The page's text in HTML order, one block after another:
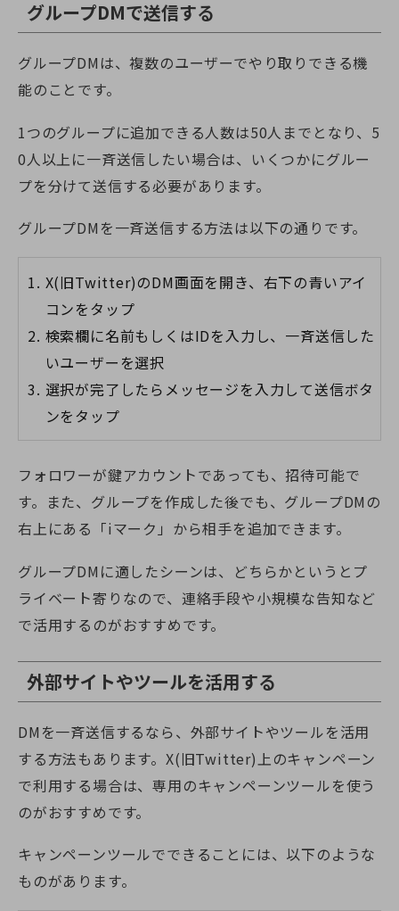
グループDMで送信する
グループDMは、複数のユーザーでやり取りできる機
能のことです。
1つのグループに追加できる人数は50人までとなり、5
0人以上に一斉送信したい場合は、いくつかにグルー
プを分けて送信する必要があります。
グループDMを一斉送信する方法は以下の通りです。
X(旧Twitter)のDM画面を開き、右下の青いアイ
コンをタップ
検索欄に名前もしくはIDを入力し、一斉送信した
いユーザーを選択
選択が完了したらメッセージを入力して送信ボタ
ンをタップ
フォロワーが鍵アカウントであっても、招待可能で
す。また、グループを作成した後でも、グループDMの
右上にある「iマーク」から相手を追加できます。
グループDMに適したシーンは、どちらかというとプ
ライベート寄りなので、連絡手段や小規模な告知など
で活用するのがおすすめです。
外部サイトやツールを活用する
DMを一斉送信するなら、外部サイトやツールを活用
する方法もあります。 X(旧Twitter) 上のキャンペーン
で利用する場合は、専用のキャンペーンツールを使う
のがおすすめです。
キャンペーンツールでできることには、以下のような
ものがあります。